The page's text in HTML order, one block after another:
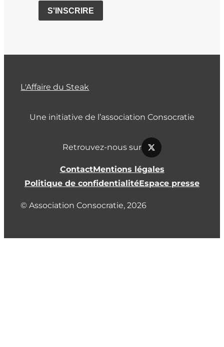
L'Affaire du Steak
Une initiative de l’association Consocratie
Retrouvez-nous sur
ContactMentions légales
Politique de confidentialitéEspace presse
© Association Consocratie, 2026